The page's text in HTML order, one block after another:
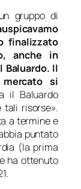
gruppo di
finalizzato
anche in
Baluardo. Il
si
il Baluardo
tali risorse».
a termine e
puntato
(la prima
ha ottenuto